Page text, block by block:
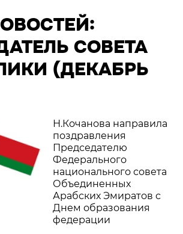
СОВЕТА
(ДЕКАБРЬ
Н.Кочанова направила
поздравления
Председателю
Федерального
национального совета
Объединенных
Арабских Эмиратов с
Днем образования
федерации